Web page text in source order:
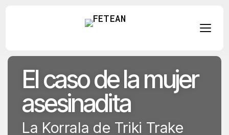
Skip
contentEl caso de la mujer
asesinadita
La Korrala de Triki Trake